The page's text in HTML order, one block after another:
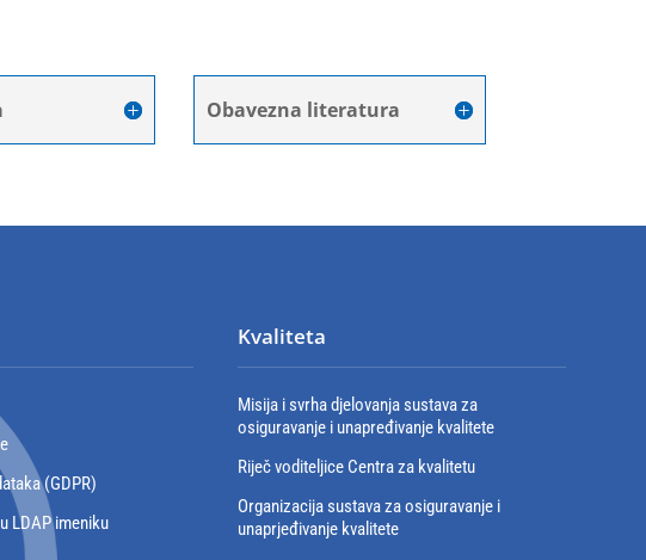
Obavezna literatura
(GDPR)
LDAP imeniku
Kvaliteta
Misija i svrha djelovanja sustava za
osiguravanje i unapređivanje kvalitete
Riječ voditeljice Centra za kvalitetu
Organizacija sustava za osiguravanje i
unaprjeđivanje kvalitete